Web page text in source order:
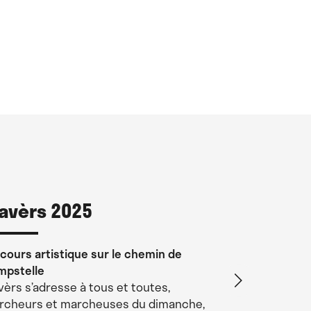
2025
artistique sur le chemin de
s’adresse à tous et toutes,
et marcheuses du dimanche,